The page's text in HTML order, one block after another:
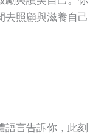
去照顧與滋養自己
語言告訴你，此刻